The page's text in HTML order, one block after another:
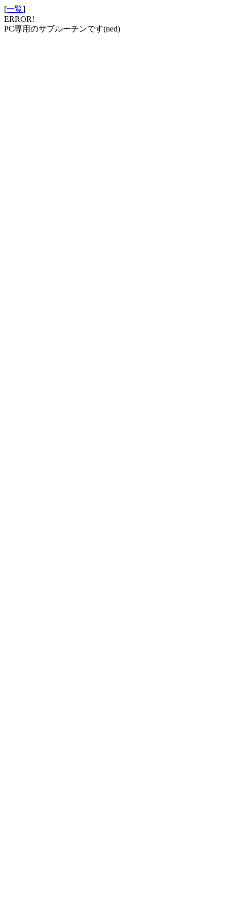
[一覧]
ERROR!
PC専用のサブルーチンです(ned)